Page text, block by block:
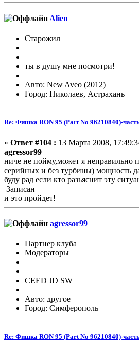
Alien
Старожил
ты в душу мне посмотри!
Авто: New Aveo (2012)
Город: Николаев, Астрахань
Re: Фишка RON 95 (Part No 96210840)-
« Ответ #104 : 13 Марта 2008,
agressor99
ниче не пойму,может я неправильно
серийных и без турбины) мощность
буду рад если кто разьяснит эту
Записан
и это пройдет!
agressor99
Партнер клуба
Модераторы
CEED JD SW
Авто: другое
Город: Симферополь
Re: Фишка RON 95 (Part No 96210840)-